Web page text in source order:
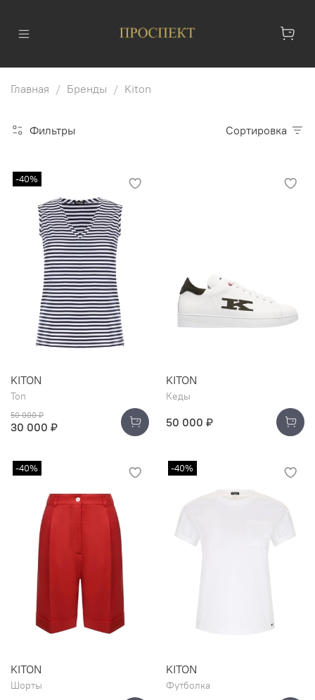
Главная Бренды Kiton
Фильтры Сортировка
-40%
KITON
Топ
50 000 ₽
30 000 ₽
KITON
Кеды
50 000 ₽
-40%
KITON
Шорты
-40%
KITON
Футболка